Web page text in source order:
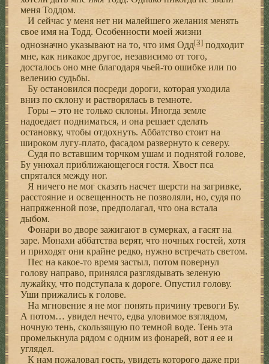
меня Тоддом.
И сейчас у меня нет ни малейшего желания менять
свое имя на Тодд. Особенности моей жизни
однозначно указывают на то, что имя Одд[3] подходит
мне, как никакое другое, независимо от того,
досталось оно мне благодаря чьей-то ошибке или по
велению судьбы.
Бу остановился посреди дороги, которая уходила
вниз по склону и растворялась в темноте.
Горы – это не только склоны. Иногда земле
надоедает подниматься, и она решает сделать
остановку, чтобы отдохнуть. Аббатство стоит на
широком лугу-плато, фасадом развернуто к северу.
Судя по вставшим торчком ушам и поднятой голове,
Бу унюхал приближающегося гостя. Хвост пса
спрятался между ног.
Я ничего не мог сказать насчет шерсти на загривке,
расстояние и освещенность не позволяли, но, судя по
напряженной позе, предполагал, что она встала
дыбом.
Фонари во дворе зажигают в сумерках, а гасят на
заре. Монахи аббатства верят, что ночных гостей, хотя
и приходят они крайне редко, нужно встречать светом.
Пес на какое-то время застыл, потом повернул
голову направо, принялся разглядывать зеленую
лужайку, что подступала к дороге. Опустил голову.
Уши прижались к голове.
На мгновение я не мог понять причину тревоги Бу.
А потом… увидел нечто, едва уловимое взглядом,
ночную тень, скользящую по темной воде. Тень эта
промелькнула рядом с одним из фонарей, вот я ее и
углядел.
К нам пожаловал гость, увидеть которого даже при